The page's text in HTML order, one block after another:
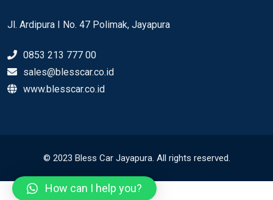
Jl. Ardipura I No. 47 Polimak, Jayapura
0853 213 777 00
sales@blesscar.co.id
www.blesscar.co.id
© 2023 Bless Car Jayapura. All rights reserved.
How can I help you?